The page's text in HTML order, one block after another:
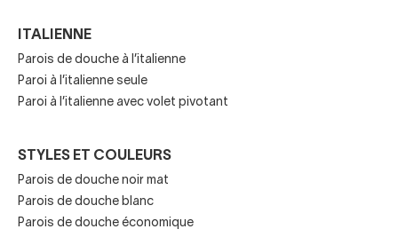
résistance et évitent les éclaboussures.
Clés avant d'acheter une
paroi de douche
Cependant, pour choisir le modèle le plus approprié, vous
devrez consulter toutes les options que vous avez à votre
disposition etanalyser les caractéristiques de
l’espace disponible.
ITALIENNE
Parois de douche à l’italienne
Paroi à l’italienne seule
Paroi à l’italienne avec volet pivotant
STYLES ET COULEURS
Parois de douche noir mat
Parois de douche blanc
Parois de douche économique